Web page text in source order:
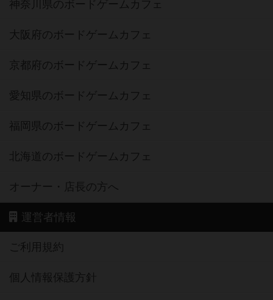
神奈川県のボードゲームカフェ
大阪府のボードゲームカフェ
京都府のボードゲームカフェ
愛知県のボードゲームカフェ
福岡県のボードゲームカフェ
北海道のボードゲームカフェ
オーナー・店長の方へ
運営者情報
ご利用規約
個人情報保護方針